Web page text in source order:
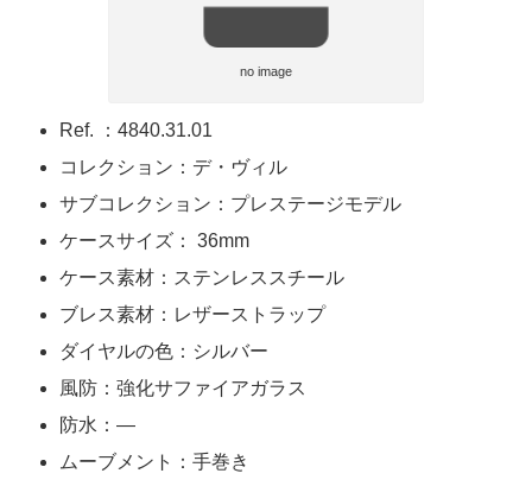
no image
Ref. ：4840.31.01
コレクション：デ・ヴィル
サブコレクション：プレステージモデル
ケースサイズ： 36mm
ケース素材：ステンレススチール
ブレス素材：レザーストラップ
ダイヤルの色：シルバー
風防：強化サファイアガラス
防水：—
ムーブメント：手巻き